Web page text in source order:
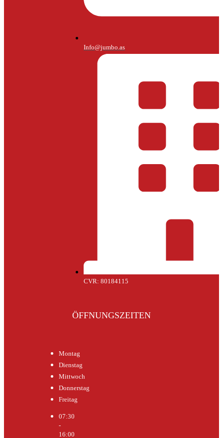
Info@jumbo.as
CVR: 80184115
ÖFFNUNGSZEITEN
Montag
Dienstag
Mittwoch
Donnerstag
Freitag
07:30
-
16:00